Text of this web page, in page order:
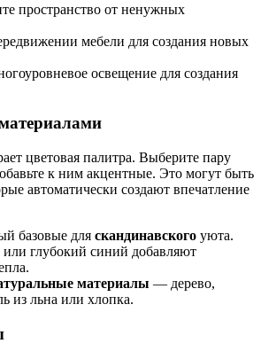
пространство от ненужных
мебели для создания новых
освещение для создания
цветовая палитра. Выберите пару
к ним акцентные. Это могут быть
автоматически создают впечатление
базовые для скандинавского уюта.
глубокий синий добавляют
материалы — дерево,
из льна или хлопка.